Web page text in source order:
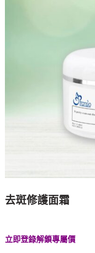
去斑修護面霜
立即登錄解鎖專屬價